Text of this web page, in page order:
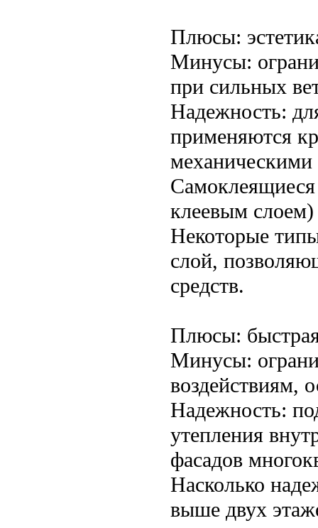
Плюсы:
Минусы:
при сильных
Надежность:
применяются
клеевым слоем)
Некоторые
слой,
средств.
Плюсы:
Минусы:
воздействиям,
Надежность:
утепления
фасадов
Насколько
выше двух